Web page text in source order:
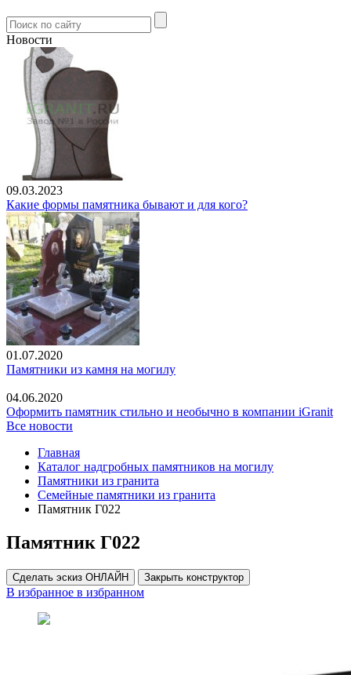
Новости
09.03.2023
Какие формы памятника бывают и для кого?
01.07.2020
Памятники из камня на могилу
04.06.2020
Оформить памятник стильно и необычно в компании iGranit
Все новости
Главная
Каталог надгробных памятников на могилу
Памятники из гранита
Семейные памятники из гранита
Памятник Г022
Памятник Г022
Сделать эскиз ОНЛАЙН Закрыть конструктор
В избранное в избранном